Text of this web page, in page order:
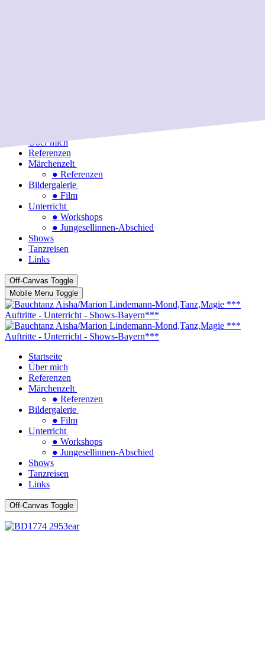
Über mich
Referenzen
Märchenzelt
● Referenzen
Bildergalerie
● Film
Unterricht
● Workshops
● Jungesellinnen-Abschied
Shows
Tanzreisen
Links
Off-Canvas Toggle
Mobile Menu Toggle
Startseite
Über mich
Referenzen
Märchenzelt
● Referenzen
Bildergalerie
● Film
Unterricht
● Workshops
● Jungesellinnen-Abschied
Shows
Tanzreisen
Links
Off-Canvas Toggle